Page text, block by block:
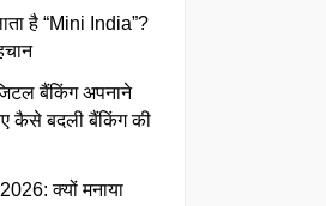
है “Mini India”?
बैंकिंग अपनाने
कैसे बदली बैंकिंग की
क्यों मनाया